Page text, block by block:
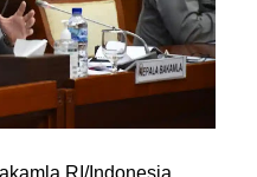
RI/Indonesia